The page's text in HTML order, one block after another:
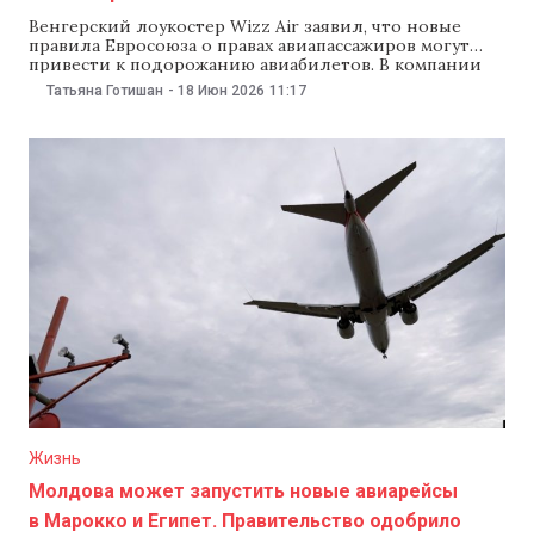
Венгерский лоукостер Wizz Air заявил, что новые
правила Евросоюза о правах авиапассажиров могут
привести к подорожанию авиабилетов. В компании
считают, что дополнительные требования увеличат
Wizz Air Wizz Air сообщила, что ознакомилась с
соглашением ЕС о пересмотре прав авиапассажиров.
Татьяна Готишан - 18 Июн 2026 11:17
Жизнь
Молдова может запустить новые авиарейсы
в Марокко и Египет. Правительство одобрило